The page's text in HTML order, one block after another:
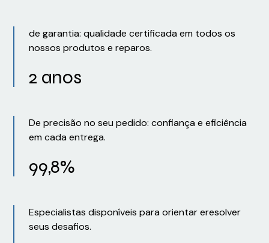
de garantia: qualidade certificada em todos os
nossos produtos e reparos.
2 anos
De precisão no seu pedido: confiança e eficiência
em cada entrega.
99,8%
Especialistas disponíveis para orientar eresolver
seus desafios.